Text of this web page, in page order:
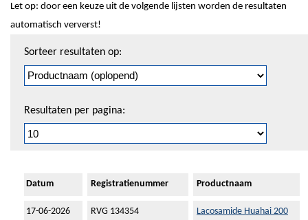
Let op: door een keuze uit de volgende lijsten worden de resultaten
automatisch ververst!
pagineren
Sorteer resultaten op:
Resultaten per pagina:
Datum Registratienummer Productnaam
17-06-2026 RVG 134354
Lacosamide Huahai 200